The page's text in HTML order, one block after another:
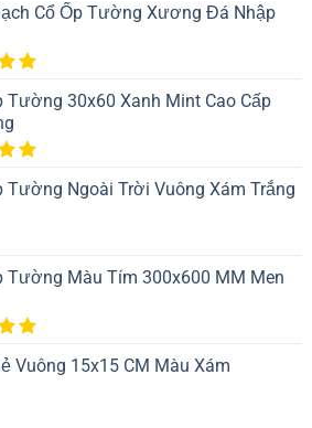
Cổ Ốp Tường Xương Đá Nhập
Tường 30x60 Xanh Mint Cao Cấp
Tường Ngoài Trời Vuông Xám Trắng
Tường Màu Tím 300x600 MM Men
Vuông 15x15 CM Màu Xám